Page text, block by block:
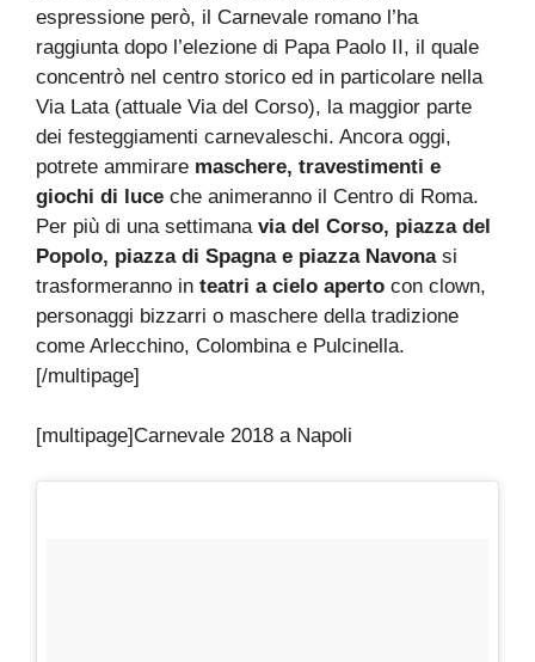
espressione però, il Carnevale romano l’ha
raggiunta dopo l’elezione di Papa Paolo II, il quale
concentrò nel centro storico ed in particolare nella
Via Lata (attuale Via del Corso), la maggior parte
dei festeggiamenti carnevaleschi. Ancora oggi,
potrete ammirare maschere, travestimenti e
giochi di luce che animeranno il Centro di Roma.
Per più di una settimana via del Corso, piazza del
Popolo, piazza di Spagna e piazza Navonasi
trasformeranno in teatri a cielo aperto con clown,
personaggi bizzarri o maschere della tradizione
come Arlecchino, Colombina e Pulcinella.
[/multipage]
[multipage]Carnevale 2018 a Napoli